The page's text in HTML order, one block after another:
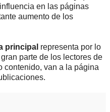
en las páginas
aumento de los
principal representa por lo
parte de los lectores de
contenido, van a la página